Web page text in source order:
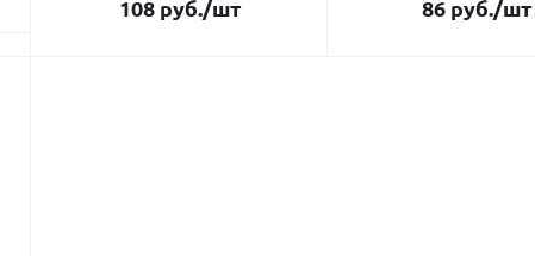
108руб./шт 86руб./шт